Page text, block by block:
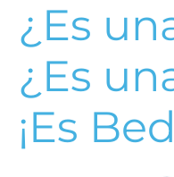
¿Es
¿Es
¡Es